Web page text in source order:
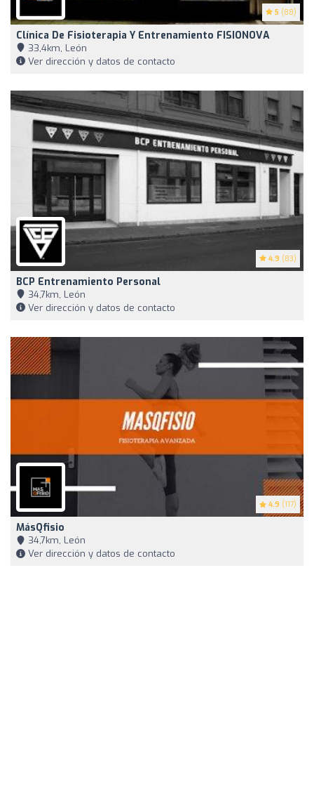
5 (88)
Clínica De Fisioterapia Y Entrenamiento FISIONOVA
33,4km, León
Ver dirección y datos de contacto
4.9 (83)
BCP Entrenamiento Personal
34,7km, León
Ver dirección y datos de contacto
4.9 (117)
MásQfisio
34,7km, León
Ver dirección y datos de contacto